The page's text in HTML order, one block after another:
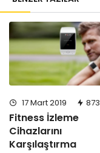
17 Mart 2019 873
Fitness İzleme
Cihazlarını
Karşılaştırma